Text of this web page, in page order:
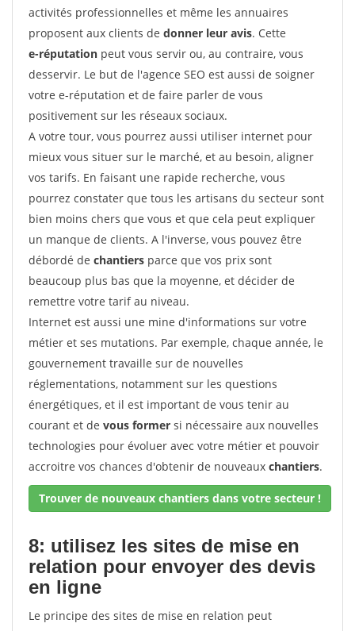
activités professionnelles et même les annuaires
proposent aux clients de donner leur avis. Cette
e-réputation peut vous servir ou, au contraire, vous
desservir. Le but de l'agence SEO est aussi de soigner
votre e-réputation et de faire parler de vous
positivement sur les réseaux sociaux.
A votre tour, vous pourrez aussi utiliser internet pour
mieux vous situer sur le marché, et au besoin, aligner
vos tarifs. En faisant une rapide recherche, vous
pourrez constater que tous les artisans du secteur sont
bien moins chers que vous et que cela peut expliquer
un manque de clients. A l'inverse, vous pouvez être
débordé de chantiers parce que vos prix sont
beaucoup plus bas que la moyenne, et décider de
remettre votre tarif au niveau.
Internet est aussi une mine d'informations sur votre
métier et ses mutations. Par exemple, chaque année, le
gouvernement travaille sur de nouvelles
réglementations, notamment sur les questions
énergétiques, et il est important de vous tenir au
courant et de vous former si nécessaire aux nouvelles
technologies pour évoluer avec votre métier et pouvoir
accroitre vos chances d'obtenir de nouveaux chantiers.
Trouver de nouveaux chantiers dans votre secteur !
8: utilisez les sites de mise en
relation pour envoyer des devis
en ligne
Le principe des sites de mise en relation peut